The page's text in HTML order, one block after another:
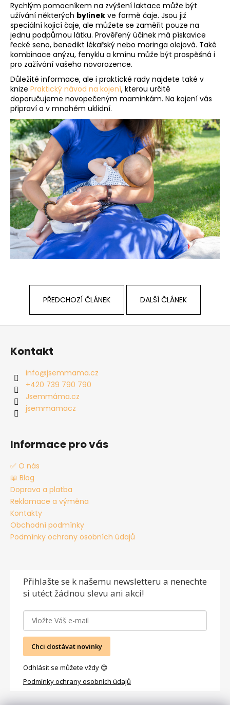
Rychlým pomocníkem na zvýšení laktace může být
užívání některých bylinek ve formě čaje. Jsou již
speciální kojicí čaje, ale můžete se zaměřit pouze na
jednu podpůrnou látku. Prověřený účinek má pískavice
řecké seno, benedikt lékařský nebo moringa olejová. Také
kombinace anýzu, fenyklu a kmínu může být prospěšná i
pro zažívání vašeho novorozence.
Důležité informace, ale i praktické rady najdete také v
knize Praktický návod na kojení, kterou určitě
doporučujeme novopečeným maminkám. Na kojení vás
připraví a v mnohém uklidní.
PŘEDCHOZÍ ČLÁNEK DALŠÍ ČLÁNEK
Z
Kontakt
info@jsemmama.cz
+420 739 790 790
Jsemmáma.cz
jsemmamacz
Informace pro vás
✅ O nás
📖 Blog
Doprava a platba
Reklamace a výměna
Kontakty
Obchodní podmínky
Podmínky ochrany osobních údajů
Přihlašte se k našemu newsletteru a nenechte
si utéct žádnou slevu ani akci!
Chci dostávat novinky
Odhlásit se můžete vždy 😊
Podmínky ochrany osobních údajů